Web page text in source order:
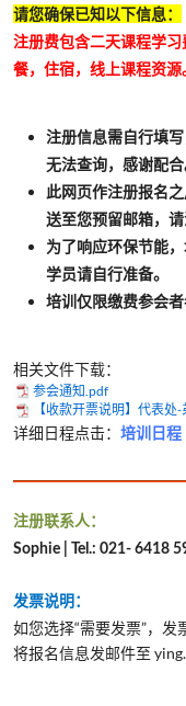
请您确保已知以下信息：
注册费包含二天课程学习
餐，住宿，线上课程资源
注册信息需自行填
无法查询，感谢配合
此网页作注册报名
送至您预留邮箱，请
为了响应环保节能
学员请自行准备。
培训仅限缴费参会者
相关文件下载：
参会通知.pdf
【收款开票说明】代表处
详细日程点击： 培训日程
注册联系人：
Sophie | Tel.: 021- 6418
发票说明：
如您选择“需要发票”，
将报名信息发邮件至